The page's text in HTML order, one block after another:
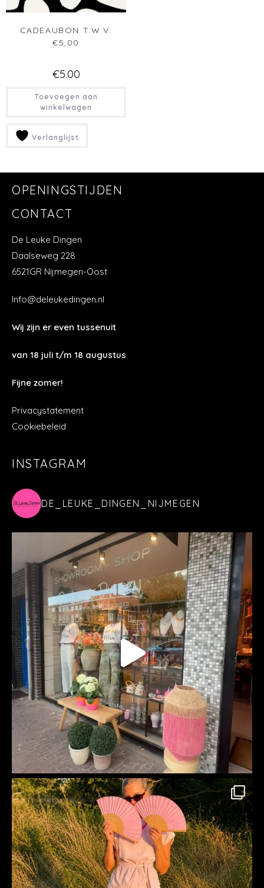
De Leuke Dingen
Daalseweg 228
6521GR Nijmegen-Oost
Info@deleukedingen.nl
Wij zijn er even tussenuit
van 18 juli t/m 18 augustus
Privacystatement
INSTAGRAM
DE_LEUKE_DINGEN_NIJMEGEN